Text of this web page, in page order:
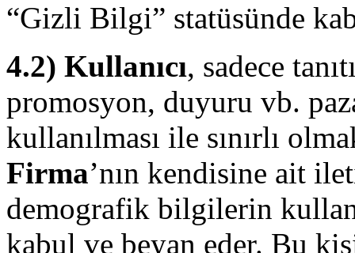
“Gizli Bilgi” statüsünde
4.2) Kullanıcı, sadece
promosyon, duyuru vb.
kullanılması ile sınırlı
Firma’nın kendisine ait
demografik bilgilerin
kabul ve beyan eder. Bu